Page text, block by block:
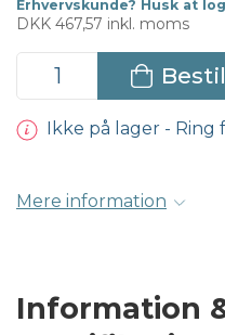
Erhvervskunde? Husk at
DKK 467,57 inkl. moms
Bestil
Ikke på lager - Ring
Mere information
Information